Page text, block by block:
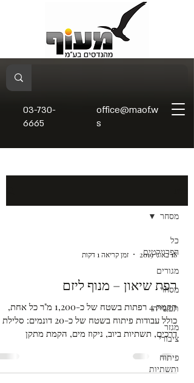
03-730-
6665
office@maof.w
s
כל
הפרויקטים
מגורים
מסחר
תעשייה
מגזר
ציבורי
פיתוח
ותשתיות
מסחר
18 באוג׳ 2019 זמן קריאה 1 דקות
רפת שיאון – מנוף ליזם
הקמת 4 רפתות בשטח של כ-1,200 מ"ר כל אחת,
כולל עבודות פיתוח בשטח של כ-20 דונמים: סלילת
דרכים, תשתיות ביוב, ניקוז מים, הקמת מתקן